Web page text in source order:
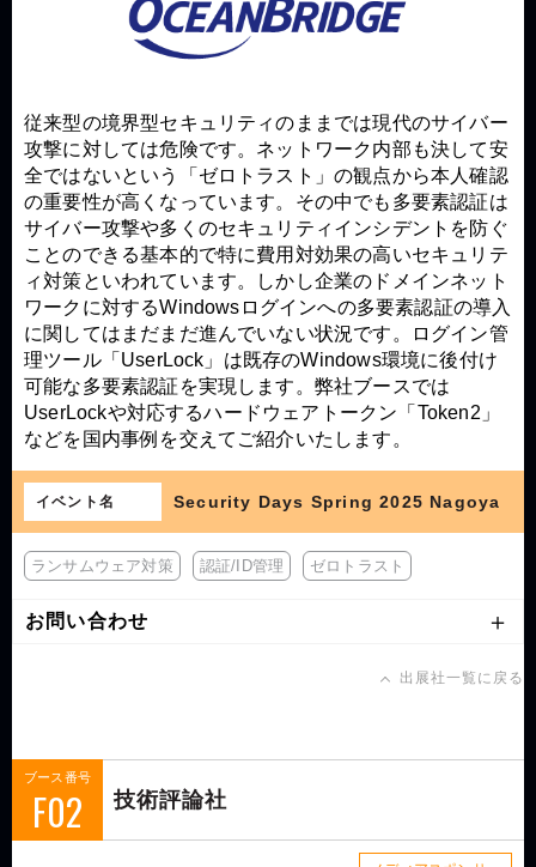
従来型の境界型セキュリティのままでは現代のサイバー
攻撃に対しては危険です。ネットワーク内部も決して安
全ではないという「ゼロトラスト」の観点から本人確認
の重要性が高くなっています。その中でも多要素認証は
サイバー攻撃や多くのセキュリティインシデントを防ぐ
ことのできる基本的で特に費用対効果の高いセキュリテ
ィ対策といわれています。しかし企業のドメインネット
ワークに対するWindowsログインへの多要素認証の導入
に関してはまだまだ進んでいない状況です。ログイン管
理ツール「UserLock」は既存のWindows環境に後付け
可能な多要素認証を実現します。弊社ブースでは
UserLockや対応するハードウェアトークン「Token2」
などを国内事例を交えてご紹介いたします。
イベント名 Security Days Spring 2025 Nagoya
ランサムウェア対策 認証/ID管理 ゼロトラスト
お問い合わせ
出展社一覧に戻る
ブース番号
F02 技術評論社